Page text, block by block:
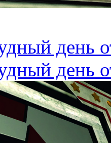
день
день